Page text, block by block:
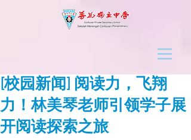
[校园新闻] 阅读力，飞翔
力！林美琴老师引领学子展
开阅读探索之旅